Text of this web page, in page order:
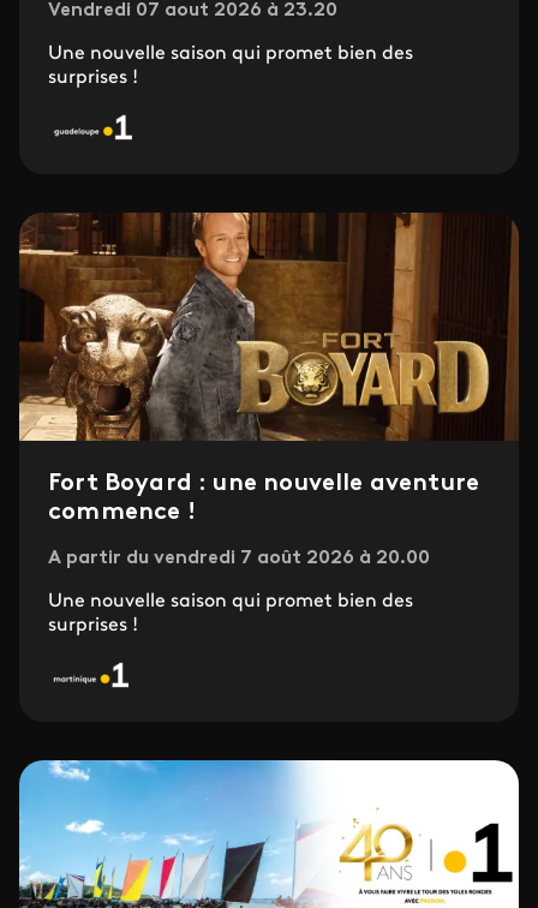
Vendredi 07 aout 2026 à 23.20
Une nouvelle saison qui promet bien des
surprises !
Fort Boyard : une nouvelle aventure
commence !
A partir du vendredi 7 août 2026 à 20.00
Une nouvelle saison qui promet bien des
surprises !